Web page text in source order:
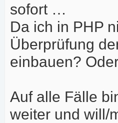
sofort …
Da ich in PHP
Überprüfung
einbauen?
Auf alle Fälle
weiter und will/